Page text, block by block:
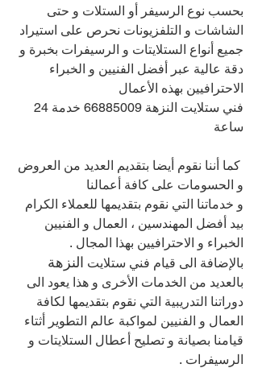
بحسب نوع الرسيفر أو الستلات و حتى
الشاشات و التلفزيونات نحرص على استيراد
جميع أنواع الستلايتات و الرسيفرات بخبرة و
دقة عالية عبر أفضل الفنيين و الخبراء
الاحترافيين بهذه الأعمال
ساعة
كما أننا نقوم أيضا بتقديم العديد من العروض
و الحسومات على كافة أعمالنا
و خدماتنا التي نقوم بتقديمها للعملاء الكرام
بيد أفضل المهندسين ، العمال و الفنيين
الخبراء و الاحترافيين بهذا المجال .
بالإضافة الى قيام فني ستلايت النزهة
بالعديد من الخدمات الأخرى و هذا يعود الى
دوراتنا التدريبية التي نقوم بتقديمها لكافة
العمال و الفنيين لمواكبة عالم التطوير أثتاء
قيامنا بصيانة و تصليح أعطال الستلايتات و
الرسيفرات .